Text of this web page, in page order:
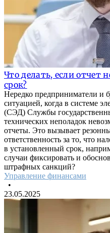
Что делать, если отчет
срок?
Нередко предприниматели и
ситуацией, когда в системе
(СЭД) Службы
технических неполадок
отчеты. Это вызывает
ответственность за то, что
в установленный срок,
случаи фиксировать и
штрафных санкций?
Управление финансами
•
23.05.2025